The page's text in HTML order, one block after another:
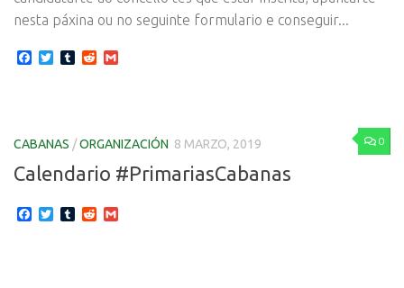
nesta páxina ou no seguinte formulario e conseguir...
Facebook
TwitterTumblrReddit
0
CABANAS /ORGANIZACIÓN 8 MARZO, 2019
Calendario #PrimariasCabanas
Facebook
TwitterTumblrReddit